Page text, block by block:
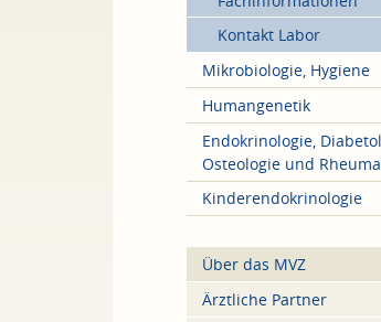
Kontakt Labor
Mikrobiologie, Hygiene
Humangenetik
Endokrinologie,
Osteologie und
Kinderendokrinologie
Über das MVZ
Ärztliche Partner